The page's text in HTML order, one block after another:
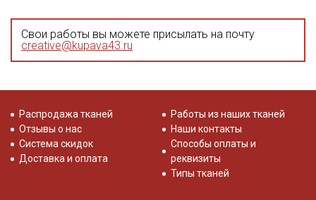
Свои работы вы можете присылать на почту
creative@kupava43.ru
Распродажа тканей
Отзывы о нас
Система скидок
Доставка и оплата
Работы из наших тканей
Наши контакты
Способы оплаты и
реквизиты
Типы тканей